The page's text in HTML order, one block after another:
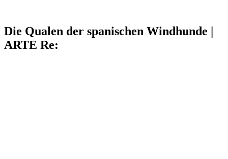
Die Qualen der spanischen Windhunde |
ARTE Re: